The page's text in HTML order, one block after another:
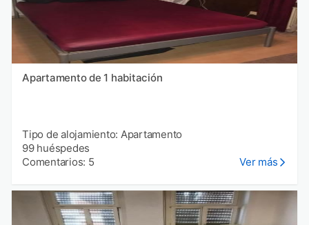
Apartamento de 1 habitación
Tipo de alojamiento: Apartamento
99 huéspedes
Comentarios: 5
Ver más